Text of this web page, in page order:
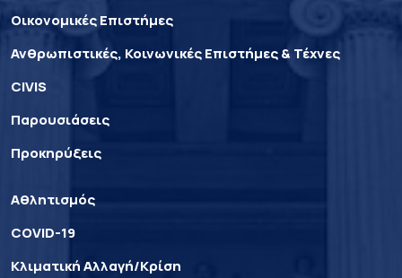
Οικονομικές Επιστήμες
Ανθρωπιστικές, Κοινωνικές Επιστήμες & Τέχνες
CIVIS
Παρουσιάσεις
Προκηρύξεις
Αθλητισμός
COVID-19
Κλιματική Αλλαγή/Κρίση